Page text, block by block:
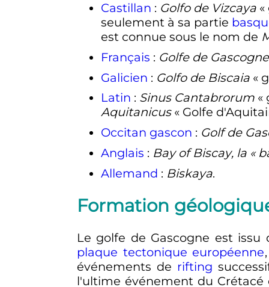
Castillan : Golfo de Vizcaya«
seulement à sa partie
est connue sous le nom de
Français : Golfe de Gascogne
Galicien : Golfo de Biscaia«
Latin : Sinus Cantabrorum«
Aquitanicus« Golfe
Occitan gascon : Golf de
Anglais : Bay of Biscay, la «
Allemand : Biskaya.
Formation
Le golfe de Gascogne est
plaque tectonique européenne
événements de rifting
l'ultime événement du